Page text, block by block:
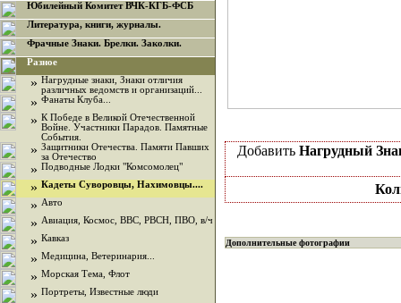
Юбилейный Комитет ВЧК-КГБ-ФСБ
Литература, книги, журналы.
Фрачные Знаки. Брелки. Заколки.
Разное
» Нагрудные знаки, Знаки отличия
различных ведомств и организаций...
» Фанаты Клуба...
» К Победе в Великой Отечественной
Войне. Участники Парадов. Памятные
События.
» Защитники Отечества. Памяти Павших
за Отечество
» Подводные Лодки "Комсомолец"
» Кадеты Суворовцы, Нахимовцы....
» Авто
» Авиация, Космос, ВВС, РВСН, ПВО, в/ч
» Кавказ
» Медицина, Ветеринария...
» Морская Тема, Флот
» Портреты, Известные люди
Добавить Нагрудный
Дополнительные фотографии